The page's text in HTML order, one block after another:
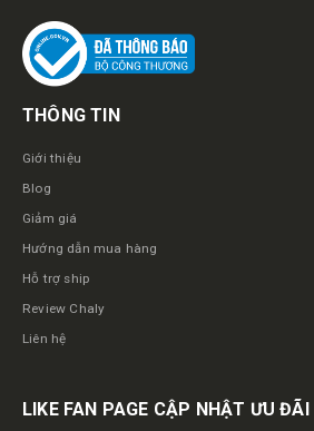
THÔNG TIN
Giới thiệu
Blog
Giảm giá
Hướng dẫn mua hàng
Hỗ trợ ship
Review Chaly
Liên hệ
LIKE FAN PAGE CẬP NHẬT ƯU ĐÃI